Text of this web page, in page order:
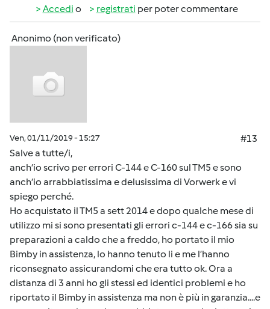
Accedi o registrati per poter commentare
Anonimo (non verificato)
Ven, 01/11/2019 - 15:27
#13
Salve a tutte/i,
anch’io scrivo per errori C-144 e C-160 sul TM5 e sono
anch’io arrabbiatissima e delusissima di Vorwerk e vi
spiego perché.
Ho acquistato il TM5 a sett 2014 e dopo qualche mese di
utilizzo mi si sono presentati gli errori c-144 e c-166 sia su
preparazioni a caldo che a freddo, ho portato il mio
Bimby in assistenza, lo hanno tenuto li e me l’hanno
riconsegnato assicurandomi che era tutto ok. Ora a
distanza di 3 anni ho gli stessi ed identici problemi e ho
riportato il Bimby in assistenza ma non è più in garanzia....e